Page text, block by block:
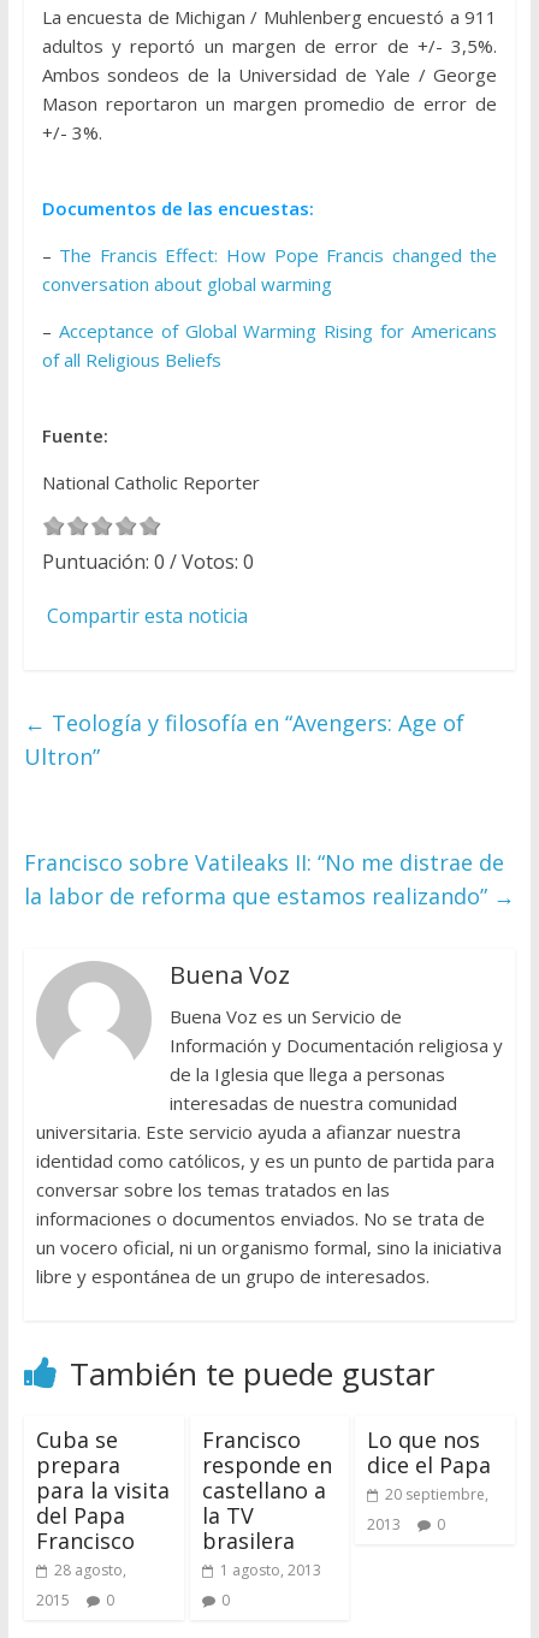
La encuesta de Michigan / Muhlenberg encuestó a 911
adultos y reportó un margen de error de +/- 3,5%.
Ambos sondeos de la Universidad de Yale / George
Mason reportaron un margen promedio de error de
+/- 3%.
Documentos de las encuestas:
– The Francis Effect: How Pope Francis changed the
conversation about global warming
– Acceptance of Global Warming Rising for Americans
of all Religious Beliefs
Fuente:
National Catholic Reporter
Puntuación: 0 / Votos: 0
Compartir esta noticia
← Teología y filosofía en “Avengers: Age of
Ultron”
Francisco sobre Vatileaks II: “No me distrae de
la labor de reforma que estamos realizando” →
Buena Voz
Buena Voz es un Servicio de
Información y Documentación religiosa y
de la Iglesia que llega a personas
interesadas de nuestra comunidad
universitaria. Este servicio ayuda a afianzar nuestra
identidad como católicos, y es un punto de partida para
conversar sobre los temas tratados en las
informaciones o documentos enviados. No se trata de
un vocero oficial, ni un organismo formal, sino la iniciativa
libre y espontánea de un grupo de interesados.
También te puede gustar
Cuba se
prepara
para la visita
del Papa
Francisco
28 agosto,
2015
0
Francisco
responde en
castellano a
la TV
brasilera
1 agosto, 2013
0
Lo que nos
dice el Papa
20 septiembre,
2013
0